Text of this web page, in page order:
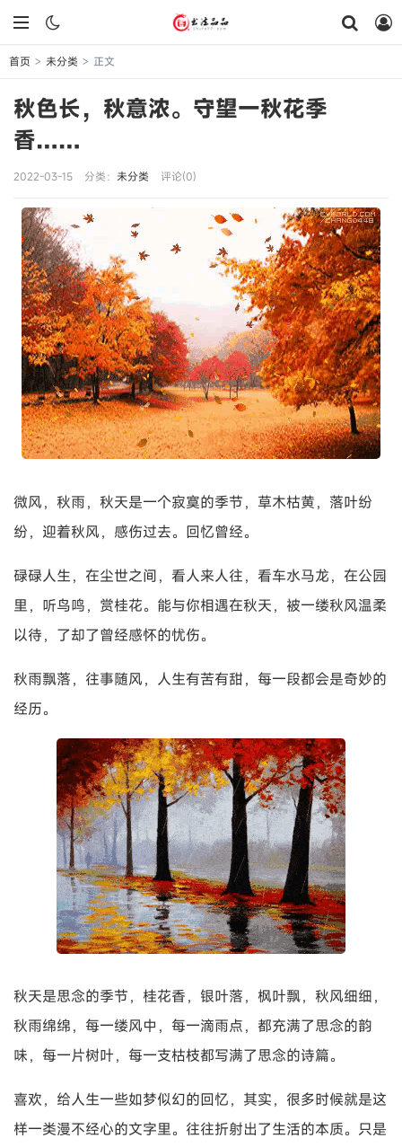
首页 > 未分类 > 正文
秋色长，秋意浓。守望一秋花季
香……
2022-03-15 分类： 未分类 评论(0)
微风，秋雨，秋天是一个寂寞的季节，草木枯黄，落叶纷
纷，迎着秋风，感伤过去。回忆曾经。
碌碌人生，在尘世之间，看人来人往，看车水马龙，在公园
里，听鸟鸣，赏桂花。能与你相遇在秋天，被一缕秋风温柔
以待，了却了曾经感怀的忧伤。
秋雨飘落，往事随风，人生有苦有甜，每一段都会是奇妙的
经历。
秋天是思念的季节，桂花香，银叶落，枫叶飘，秋风细细，
秋雨绵绵，每一缕风中，每一滴雨点，都充满了思念的韵
味，每一片树叶，每一支枯枝都写满了思念的诗篇。
喜欢，给人生一些如梦似幻的回忆，其实，很多时候就是这
样一类漫不经心的文字里。往往折射出了生活的本质。只是